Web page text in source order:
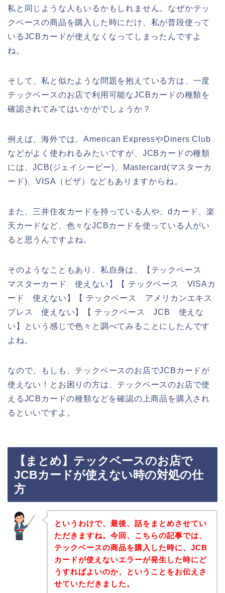
私と同じような人もいるかもしれません。なぜかテッ
クベースの商品を購入した時にだけ、私が普段使って
いるJCBカードが使えなくなってしまったんですよ
ね。
そして、私と似たような問題を抱えている方は、一度
テックベースのお店で利用可能なJCBカードの種類を
確認されてみてはいかがでしょうか？
例えば、海外では、American ExpressやDiners Club
などがよく使われるみたいですが、JCBカードの種類
には、JCB(ジェイシービー)、Mastercard(マスターカ
ード)、VISA（ビザ）などもありますからね。
また、三井住友カードを持っている人や、dカード、楽
天カードなど、色々なJCBカードを使っている人がい
ると思うんですよね。
そのようなこともあり、私自身は、【テックベース
マスターカード 使えない】【 テックベース VISAカ
ード 使えない】【 テックベース アメリカンエキス
プレス 使えない】【 テックベース JCB 使えな
い】という感じで色々と調べてみることにしたんです
よね。
なので、もしも、テックベースのお店でJCBカードが
使えない！とお困りの方は、テックベースのお店で使
えるJCBカードの種類などを確認の上商品を購入され
るといいですよ。
【まとめ】テックベースのお店で
JCBカードが使えない時の対処の仕
方
というわけで、最後、話をまとめさせてい
ただきますね。今回、こちらの記事では、
テックベースの商品を購入した時に、JCB
カードが使えないエラーが発生した時にど
うすればよいのか、ということをお伝えさ
せていただきました。